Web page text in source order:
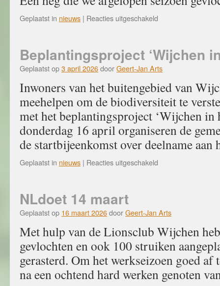
Geplaatst in nieuws | Reacties uitgeschakeld
heggen
in
Beplantingsproject ‘Wijchen
Geplaatst op3 april 2026doorGeert-Jan Arts
Inwoners van het buitengebied van
meehelpen om de biodiversiteit te
met het beplantingsproject ​‘Wijchen in
donderdag 16 april organiseren de
de startbijeenkomst over deelname
Geplaatst in nieuws | Reacties uitgeschakeld
Groen’
NLdoet 14 maart
Geplaatst op 16 maart 2026doorGeert-Jan Arts
Met hulp van de Lionsclub Wijchen
gevlochten en ook 100 struiken
gerasterd. Om het werkseizoen goed af
na een ochtend hard werken genoten